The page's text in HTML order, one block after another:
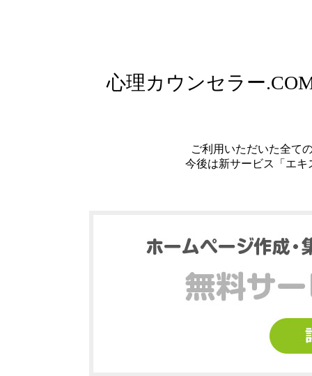
心理カウンセラー
ご利用いただいた全て
今後は新サービス「エ